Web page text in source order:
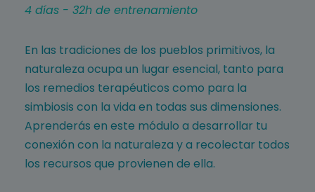
4 días - 32h de entrenamiento
En las tradiciones de los pueblos primitivos, la
naturaleza ocupa un lugar esencial, tanto para
los remedios terapéuticos como para la
simbiosis con la vida en todas sus dimensiones.
Aprenderás en este módulo a desarrollar tu
conexión con la naturaleza y a recolectar todos
los recursos que provienen de ella.